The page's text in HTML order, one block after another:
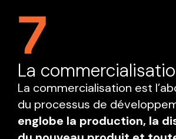
7
La
La commercialisation est
du processus de
englobe la production, la